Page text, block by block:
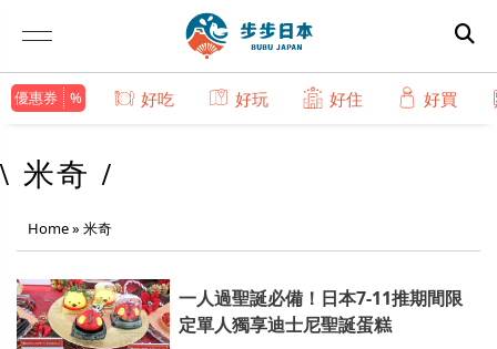
優惠券 好吃 好玩 好住 好買
\ 米奇 /
Home» 米奇
一人過聖誕必備！日本7-11推期間限
定單人獨享迪士尼聖誕蛋糕